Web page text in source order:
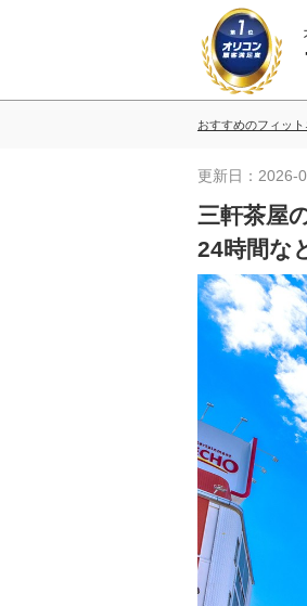
おすすめのフィッ
更新日：2026-
三軒茶屋
24時間な